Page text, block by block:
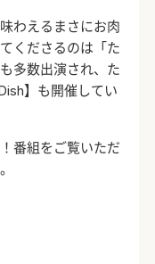
わえるまさにお肉
くださるのは「た
多数出演され、た
】も開催してい
番組をご覧いただ